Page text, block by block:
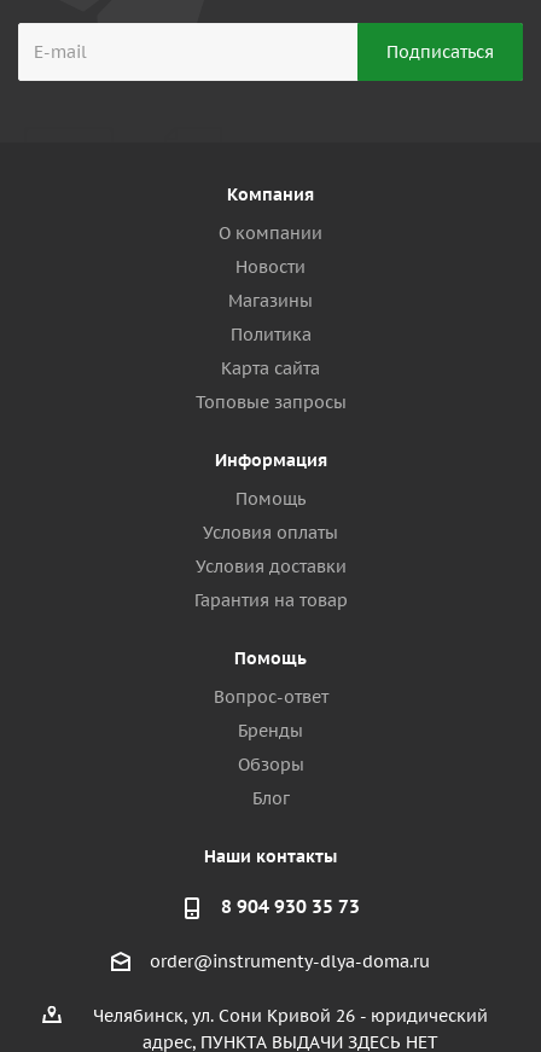
Компания
О компании
Новости
Магазины
Политика
Карта сайта
Топовые запросы
Информация
Помощь
Условия оплаты
Условия доставки
Гарантия на товар
Помощь
Вопрос-ответ
Бренды
Обзоры
Блог
Наши контакты
8 904 930 35 73
order@instrumenty-dlya-doma.ru
Челябинск, ул. Сони Кривой 26 - юридический
адрес, ПУНКТА ВЫДАЧИ ЗДЕСЬ НЕТ